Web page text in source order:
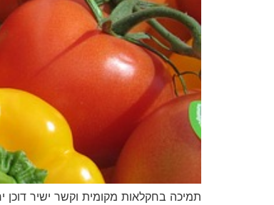
תמיכה בחקלאות מקומית וקשר ישיר